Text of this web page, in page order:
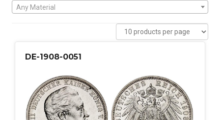
Any Material
DE-1908-0051